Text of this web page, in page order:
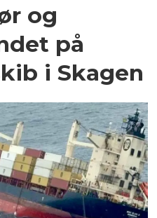
og
på
i Skagen